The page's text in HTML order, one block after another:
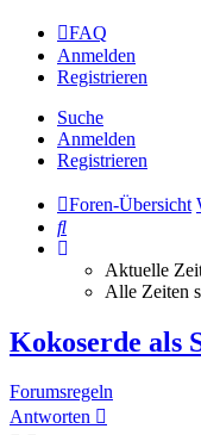
FAQ
Anmelden
Registrieren
Suche
Anmelden
Registrieren
Foren-Übersicht
Suche
Aktuelle
Alle Zeiten
Kokoserde als
Forumsregeln
Antworten